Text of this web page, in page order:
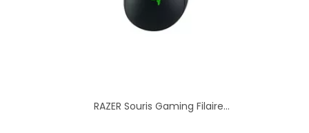
RAZER Souris Gaming Filaire...